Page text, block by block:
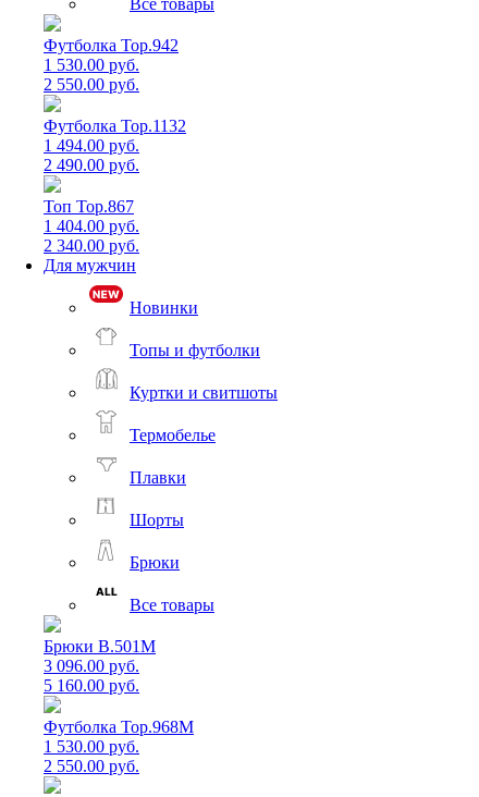
Все товары
Футболка Top.942
1 530.00 руб.
2 550.00 руб.
Футболка Top.1132
1 494.00 руб.
2 490.00 руб.
Топ Top.867
1 404.00 руб.
2 340.00 руб.
Для мужчин
Новинки
Топы и футболки
Куртки и свитшоты
Термобелье
Плавки
Шорты
Брюки
Все товары
Брюки B.501M
3 096.00 руб.
5 160.00 руб.
Футболка Top.968M
1 530.00 руб.
2 550.00 руб.